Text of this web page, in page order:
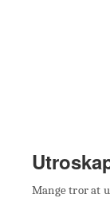
Mange tror at